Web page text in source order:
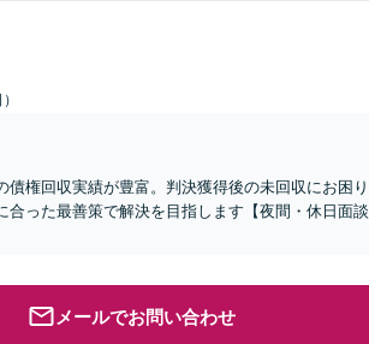
債権回収実績が豊富。判決獲得後の未回収にお困り
った最善策で解決を目指します【夜間・休日面談
メールでお問い合わせ